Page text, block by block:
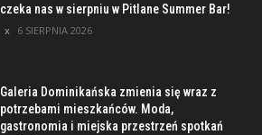
czeka nas w sierpniu w Pitlane Summer Bar!
6 SIERPNIA 2026
Galeria Dominikańska zmienia się wraz z
potrzebami mieszkańców. Moda,
gastronomia i miejska przestrzeń spotkań